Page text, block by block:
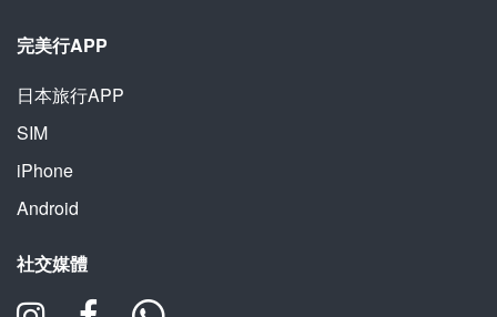
完美行APP
日本旅行APP
SIM
iPhone
Android
社交媒體